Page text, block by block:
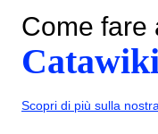
Come fare
Scopri di più sulla